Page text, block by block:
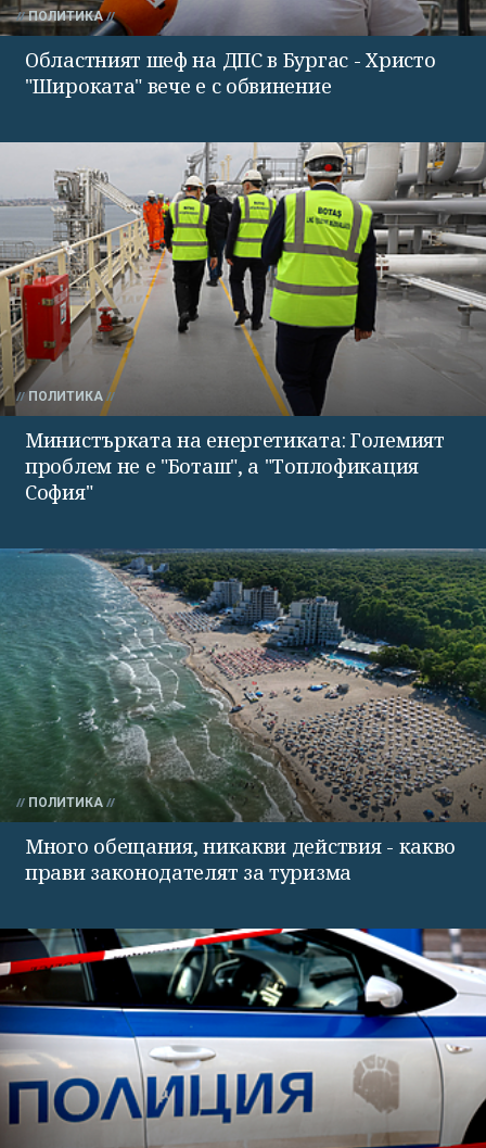
ПОЛИТИКА
Областният шеф на ДПС в Бургас - Христо
"Широката" вече е с обвинение
ПОЛИТИКА
Министърката на енергетиката: Големият
проблем не е "Боташ", а "Топлофикация
София"
ПОЛИТИКА
Много обещания, никакви действия - какво
прави законодателят за туризма